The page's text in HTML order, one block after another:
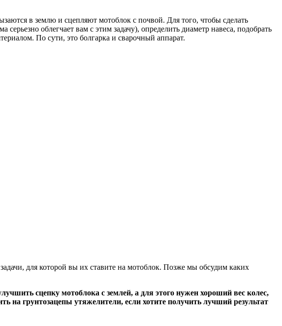
в землю и сцепляют мотоблок с почвой. Для того, чтобы сделать
облегчает вам с этим задачу), определить диаметр навеса, подобрать
По сути, это болгарка и сварочный аппарат.
для которой вы их ставите на мотоблок. Позже мы обсудим каких
сцепку мотоблока с землей, а для этого нужен хороший вес колес,
грунтозацепы утяжелители, если хотите получить лучший результат